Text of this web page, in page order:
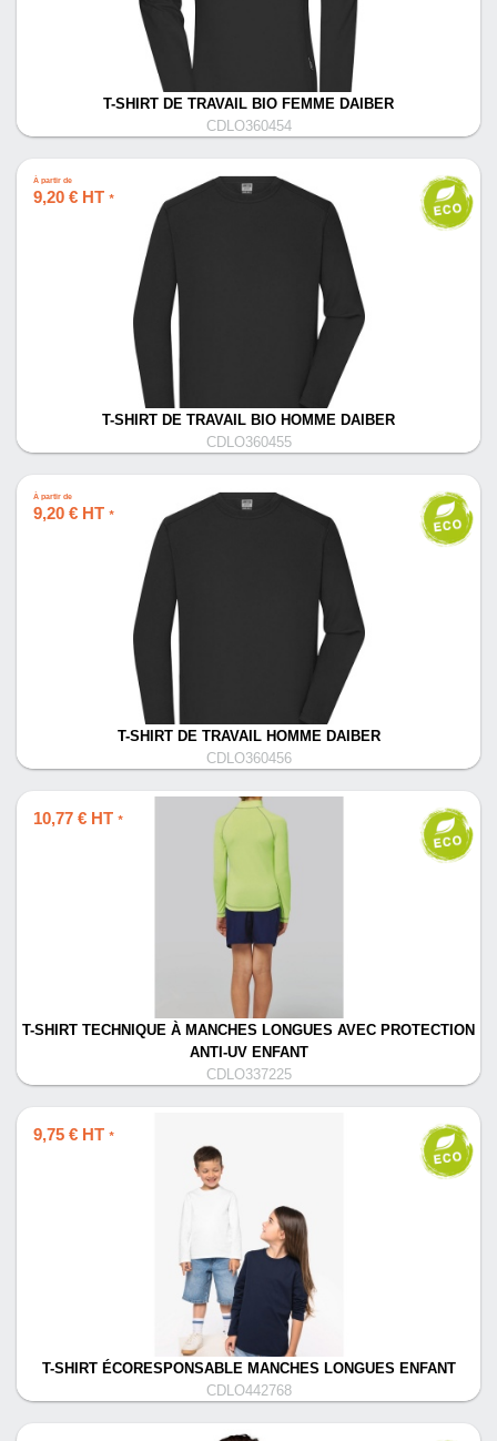
T-SHIRT DE TRAVAIL BIO FEMME DAIBER
CDLO360454
À partir de
9,20 € HT *
T-SHIRT DE TRAVAIL BIO HOMME DAIBER
CDLO360455
À partir de
9,20 € HT *
T-SHIRT DE TRAVAIL HOMME DAIBER
CDLO360456
10,77 € HT *
T-SHIRT TECHNIQUE À MANCHES LONGUES AVEC PROTECTION
ANTI-UV ENFANT
CDLO337225
9,75 € HT *
T-SHIRT ÉCORESPONSABLE MANCHES LONGUES ENFANT
CDLO442768